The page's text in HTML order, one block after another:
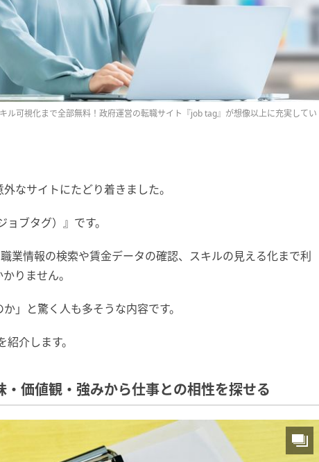
ル可視化まで全部無料！政府運営の転職サイト『job tag』が想像以上に充実してい
なサイトにたどり着きました。
ブタグ）』です。
業情報の検索や賃金データの確認、スキルの見える化まで利
りません。
」と驚く人も多そうな内容です。
介します。
価値観・強みから仕事との相性を探せる